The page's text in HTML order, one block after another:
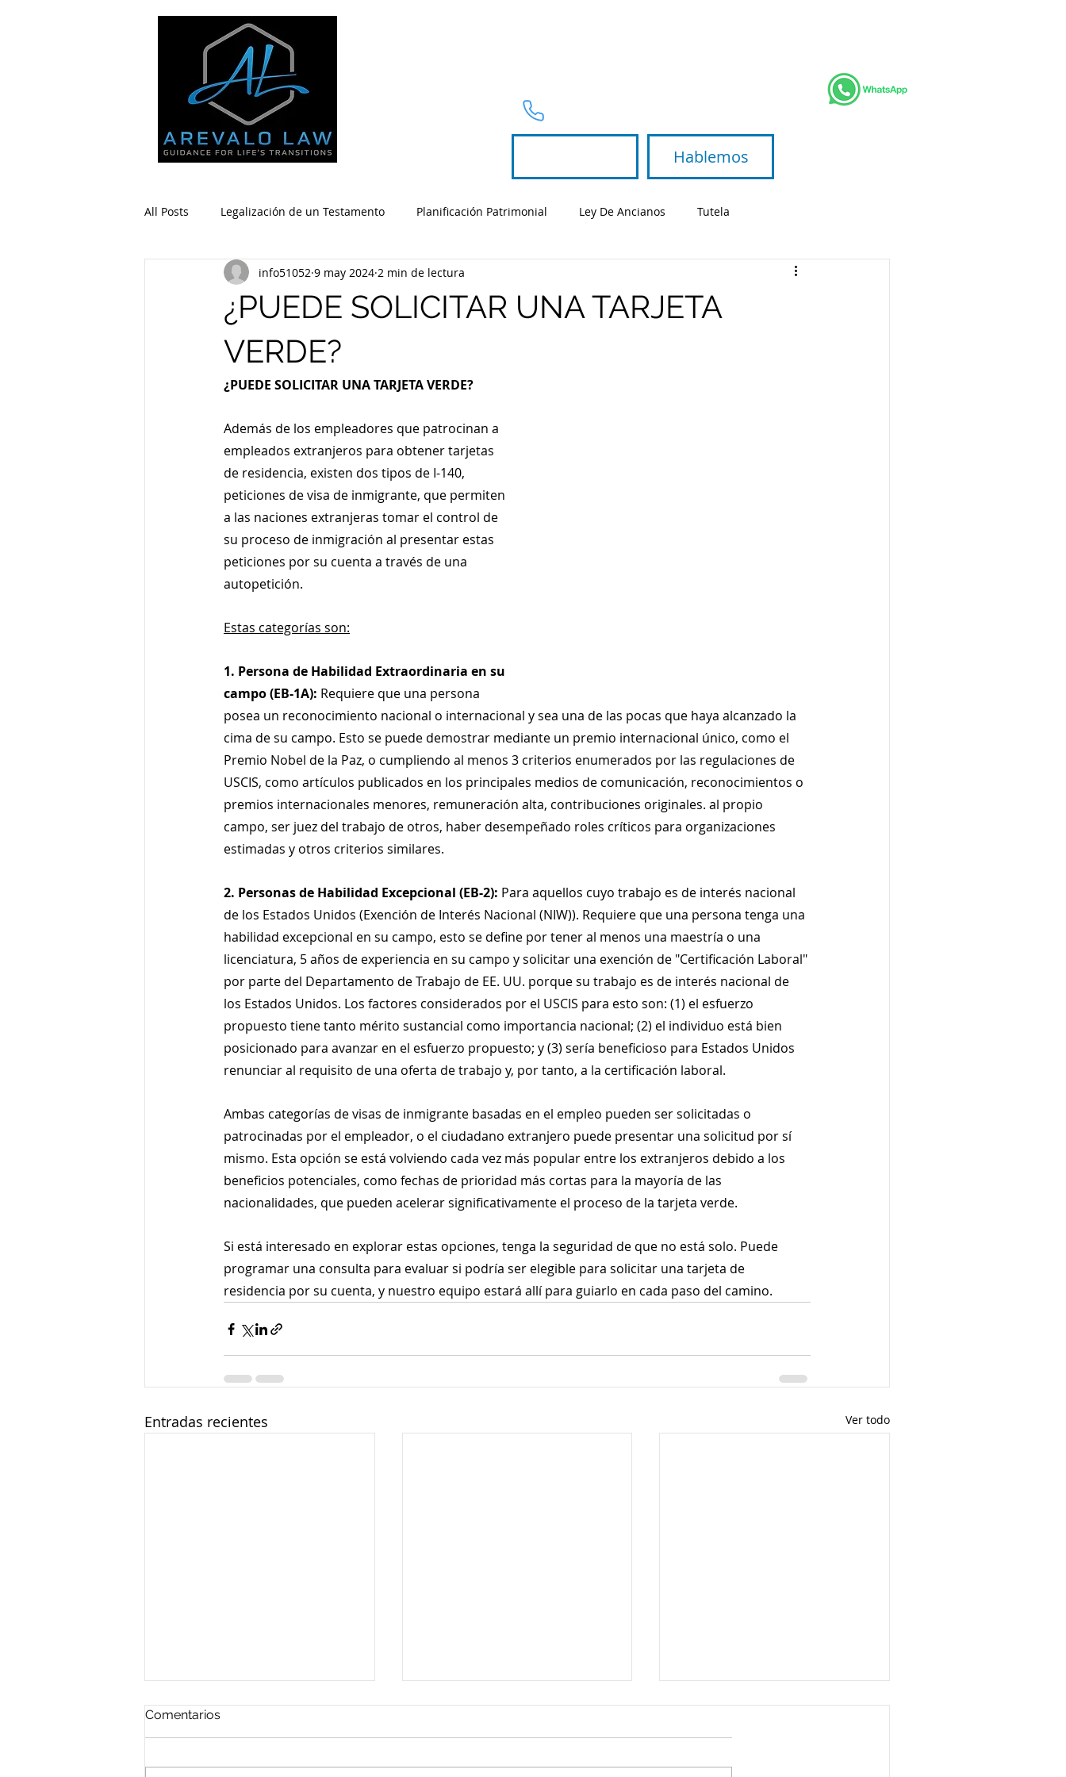
Hablemos
All Posts Legalización de un Testamento Planificación Patrimonial Ley De Ancianos Tutela
Inmigración - Negocios Inmigración - Familia
¿PUEDE SOLICITAR UNA TARJETA
VERDE?
info51052 9 may 2024 2 min de lectura
¿PUEDE SOLICITAR UNA TARJETA VERDE?
Además de los empleadores que patrocinan a
empleados extranjeros para obtener tarjetas
de residencia, existen dos tipos de I-140,
peticiones de visa de inmigrante, que permiten
a las naciones extranjeras tomar el control de
su proceso de inmigración al presentar estas
peticiones por su cuenta a través de una
autopetición.
Estas categorías son:
1. Persona de Habilidad Extraordinaria en su
campo (EB-1A): Requiere que una persona
posea un reconocimiento nacional o internacional y sea una de las pocas que haya alcanzado la
cima de su campo. Esto se puede demostrar mediante un premio internacional único, como el
Premio Nobel de la Paz, o cumpliendo al menos 3 criterios enumerados por las regulaciones de
USCIS, como artículos publicados en los principales medios de comunicación, reconocimientos o
premios internacionales menores, remuneración alta, contribuciones originales. al propio
campo, ser juez del trabajo de otros, haber desempeñado roles críticos para organizaciones
estimadas y otros criterios similares.
2. Personas de Habilidad Excepcional (EB-2): Para aquellos cuyo trabajo es de interés nacional
de los Estados Unidos (Exención de Interés Nacional (NIW)). Requiere que una persona tenga una
habilidad excepcional en su campo, esto se define por tener al menos una maestría o una
licenciatura, 5 años de experiencia en su campo y solicitar una exención de "Certificación Laboral"
por parte del Departamento de Trabajo de EE. UU. porque su trabajo es de interés nacional de
los Estados Unidos. Los factores considerados por el USCIS para esto son: (1) el esfuerzo
propuesto tiene tanto mérito sustancial como importancia nacional; (2) el individuo está bien
posicionado para avanzar en el esfuerzo propuesto; y (3) sería beneficioso para Estados Unidos
renunciar al requisito de una oferta de trabajo y, por tanto, a la certificación laboral.
Ambas categorías de visas de inmigrante basadas en el empleo pueden ser solicitadas o
patrocinadas por el empleador, o el ciudadano extranjero puede presentar una solicitud por sí
mismo. Esta opción se está volviendo cada vez más popular entre los extranjeros debido a los
beneficios potenciales, como fechas de prioridad más cortas para la mayoría de las
nacionalidades, que pueden acelerar significativamente el proceso de la tarjeta verde.
Si está interesado en explorar estas opciones, tenga la seguridad de que no está solo. Puede
programar una consulta para evaluar si podría ser elegible para solicitar una tarjeta de
residencia por su cuenta, y nuestro equipo estará allí para guiarlo en cada paso del camino.
Entradas recientes Ver todo
Comentarios